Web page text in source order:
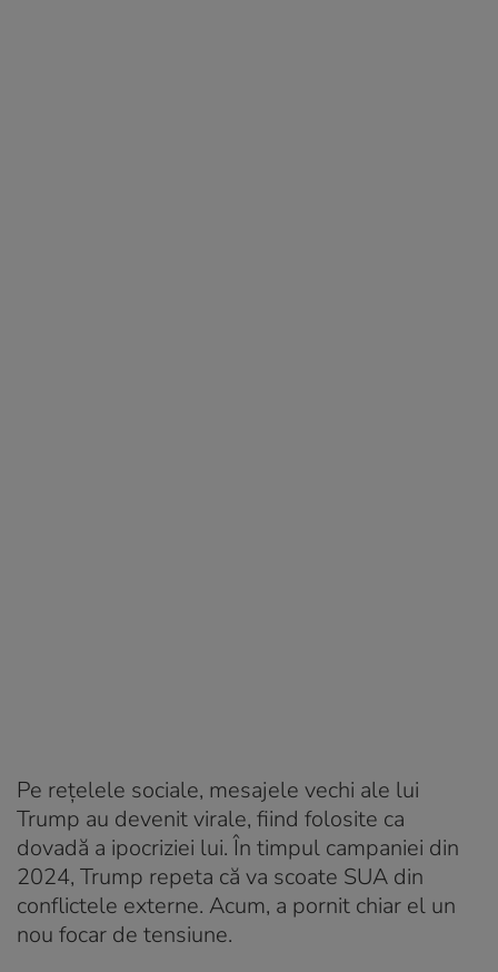
Pe rețelele sociale, mesajele vechi ale lui
Trump au devenit virale, fiind folosite ca
dovadă a ipocriziei lui. În timpul campaniei din
2024, Trump repeta că va scoate SUA din
conflictele externe. Acum, a pornit chiar el un
nou focar de tensiune.